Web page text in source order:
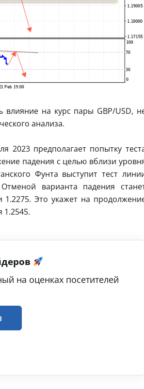
влияние на курс пары GBP/USD,
анализа.
2023 предполагает попытку
падения с целью вблизи
Фунта выступит тест
варианта падения
Это укажет на
на оценках посетителей